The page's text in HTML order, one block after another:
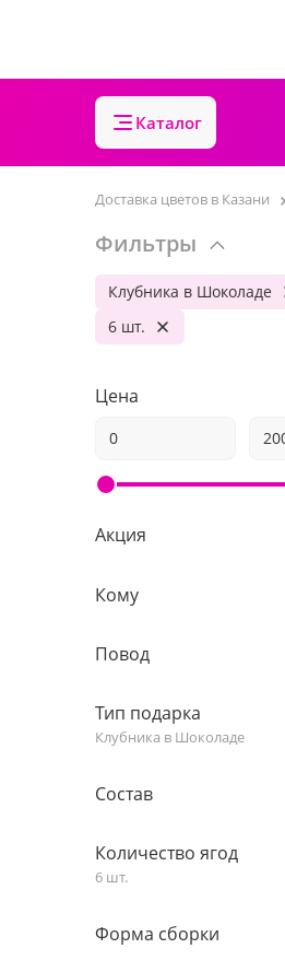
Каталог
Доставка цветов в Казани
Фильтры
Клубника в Шоколаде
6 шт.
Цена
Акция
Кому
Повод
Тип подарка
Клубника в Шоколаде
Состав
Количество ягод
6 шт.
Форма сборки